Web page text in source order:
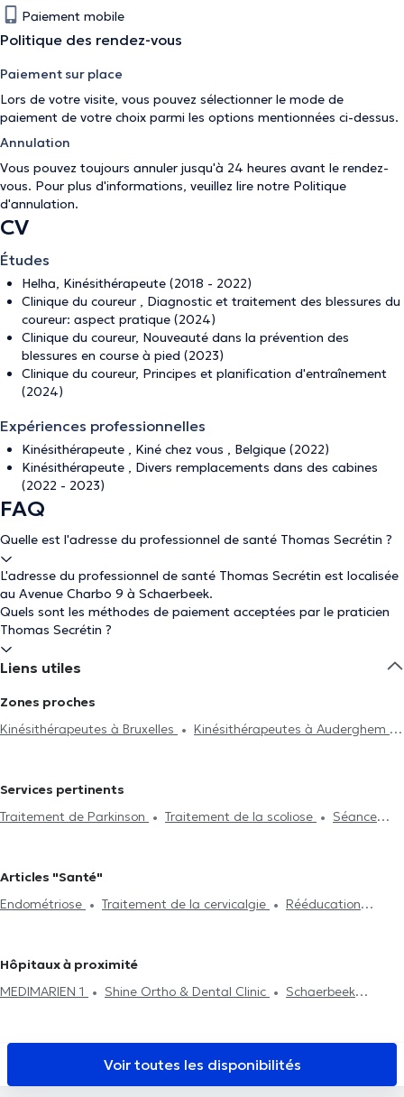
Paiement mobile
Politique des rendez-vous
Paiement sur place
Lors de votre visite, vous pouvez sélectionner le mode de
paiement de votre choix parmi les options mentionnées ci-dessus.
Annulation
Vous pouvez toujours annuler jusqu'à 24 heures avant le rendez-
vous. Pour plus d'informations, veuillez lire notre Politique
d'annulation.
CV
Études
Helha, Kinésithérapeute (2018 - 2022)
Clinique du coureur , Diagnostic et traitement des blessures du
coureur: aspect pratique (2024)
Clinique du coureur, Nouveauté dans la prévention des
blessures en course à pied (2023)
Clinique du coureur, Principes et planification d'entraînement
(2024)
Expériences professionnelles
Kinésithérapeute , Kiné chez vous , Belgique (2022)
Kinésithérapeute , Divers remplacements dans des cabines
(2022 - 2023)
FAQ
Quelle est l'adresse du professionnel de santé Thomas Secrétin ?
L'adresse du professionnel de santé Thomas Secrétin est localisée
au Avenue Charbo 9 à Schaerbeek.
Quels sont les méthodes de paiement acceptées par le praticien
Thomas Secrétin ?
Liens utiles
Zones proches
Kinésithérapeutes à Bruxelles
Kinésithérapeutes à Auderghem
Nivelles
Kinésithérapeutes à Woluwe-Saint-Lambert
Kinésithérapeutes à Uccle
Kinésithérapeutes à Evere
Kinésithérapeutes à Lessines
Kinésithérapeutes à Andenne
Kinésithérapeutes à Bra
Kinésithérapeutes à Molenbeek-Saint-Jean
Rhode-Saint-Genèse
Services pertinents
Traitement de Parkinson
Traitement de la scoliose
Séance
cervicalgie
Réflexologie plantaire
Rééducation respiratoire
Rééducation abdominale
Post-
Crochetage
Problème de dos
Articles "Santé"
Endométriose
Traitement de la cervicalgie
Rééducation
Hôpitaux à proximité
MEDIMARIEN 1
Shine Ortho & Dental Clinic
Schaerbeek
European Medical Center
MediSina Schaarbeek
Center
Centre Oxyzen NMI Santé Saint-Josse
Kiné - Ostéo
Voir toutes les disponibilités